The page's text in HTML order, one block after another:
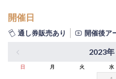
開催日
通し券販売あり
開催後ア
2023年
日 月 火 水